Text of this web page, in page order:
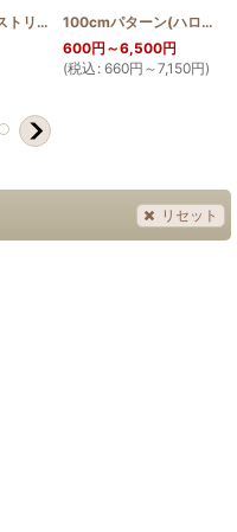
HQBTOTE_MINI_HALLO
ハロウィンタペストリー100cm [HQT100_HW]100cmパターン(ハロウィン)
600円 ～6,500円
(税込 : 660円 ～7,150円)
リセット